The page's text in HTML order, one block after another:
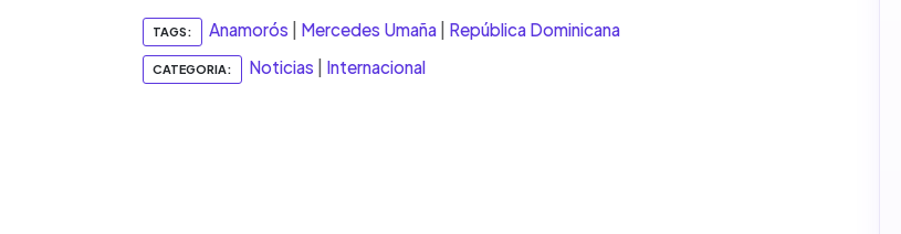
TAGS: Anamorós Mercedes Umaña República Dominicana
CATEGORIA: Noticias Internacional